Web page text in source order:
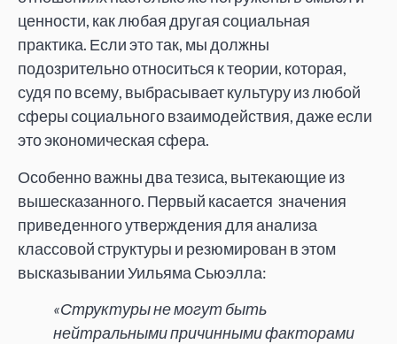
ценности, как любая другая социальная
практика. Если это так, мы должны
подозрительно относиться к теории, которая,
судя по всему, выбрасывает культуру из любой
сферы социального взаимодействия, даже если
это экономическая сфера.
Особенно важны два тезиса, вытекающие из
вышесказанного. Первый касается значения
приведенного утверждения для анализа
классовой структуры и резюмирован в этом
высказывании Уильяма Сьюэлла:
«Структуры не могут быть
нейтральными причинными факторами